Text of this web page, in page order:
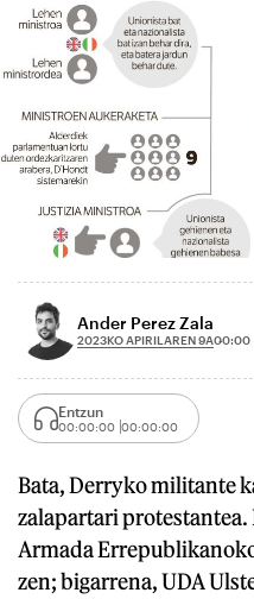
Ander Perez Zala
2023KO APIRILAREN 9A00:00
Entzun
00:00:00 00:00:00
Bata, Derryko militante
zalapartari
Armada
zen; bigarrena, UDA